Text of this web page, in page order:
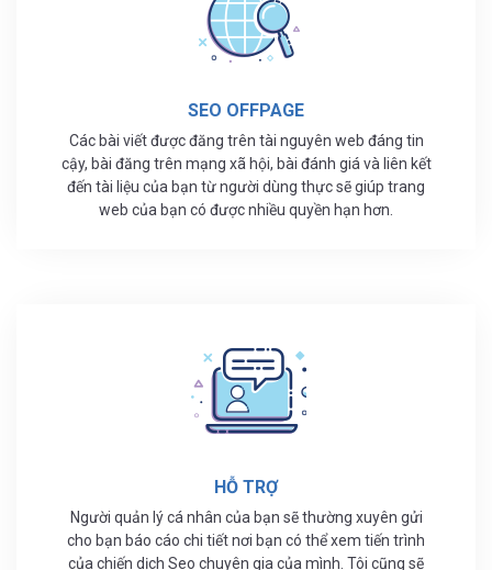
SEO OFFPAGE
Các bài viết được đăng trên tài nguyên web đáng tin
cậy, bài đăng trên mạng xã hội, bài đánh giá và liên kết
đến tài liệu của bạn từ người dùng thực sẽ giúp trang
web của bạn có được nhiều quyền hạn hơn.
HỖ TRỢ
Người quản lý cá nhân của bạn sẽ thường xuyên gửi
cho bạn báo cáo chi tiết nơi bạn có thể xem tiến trình
của chiến dịch Seo chuyên gia của mình. Tôi cũng sẽ